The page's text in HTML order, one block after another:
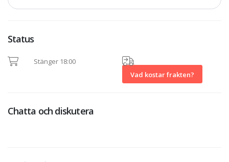
Status
Stänger 18:00
Vad kostar frakten?
Chatta och diskutera